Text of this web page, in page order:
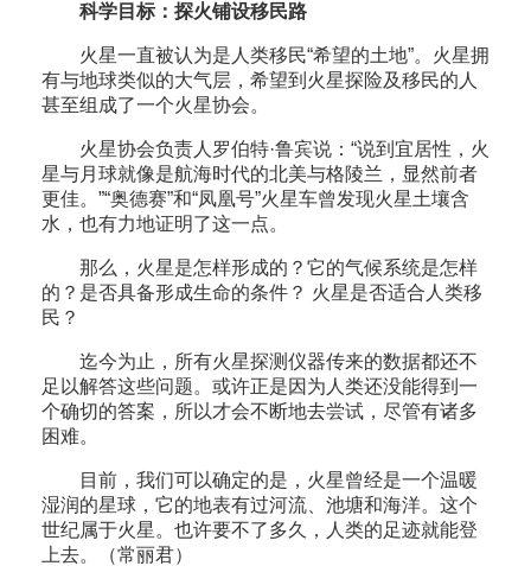
科学目标：探火铺设移民路
火星一直被认为是人类移民“希望的土地”。火星拥
有与地球类似的大气层，希望到火星探险及移民的人
甚至组成了一个火星协会。
火星协会负责人罗伯特·鲁宾说：“说到宜居性，火
星与月球就像是航海时代的北美与格陵兰，显然前者
更佳。”“奥德赛”和“凤凰号”火星车曾发现火星土壤含
水，也有力地证明了这一点。
那么，火星是怎样形成的？它的气候系统是怎样
的？是否具备形成生命的条件？ 火星是否适合人类移
民？
迄今为止，所有火星探测仪器传来的数据都还不
足以解答这些问题。或许正是因为人类还没能得到一
个确切的答案，所以才会不断地去尝试，尽管有诸多
困难。
目前，我们可以确定的是，火星曾经是一个温暖
湿润的星球，它的地表有过河流、池塘和海洋。这个
世纪属于火星。也许要不了多久，人类的足迹就能登
上去。（常丽君）